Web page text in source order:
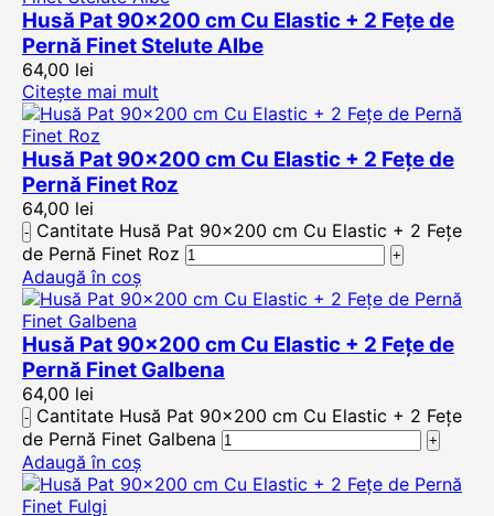
Husă Pat 90×200 cm Cu Elastic + 2 Fețe de
Pernă Finet Stelute Albe
64,00 lei
Citește mai mult
Husă Pat 90×200 cm Cu Elastic + 2 Fețe de
Pernă Finet Roz
64,00 lei
Cantitate Husă Pat 90x200 cm Cu Elastic + 2 Fețe
de Pernă Finet Roz
Adaugă în coș
Husă Pat 90×200 cm Cu Elastic + 2 Fețe de
Pernă Finet Galbena
64,00 lei
Cantitate Husă Pat 90x200 cm Cu Elastic + 2 Fețe
de Pernă Finet Galbena
Adaugă în coș